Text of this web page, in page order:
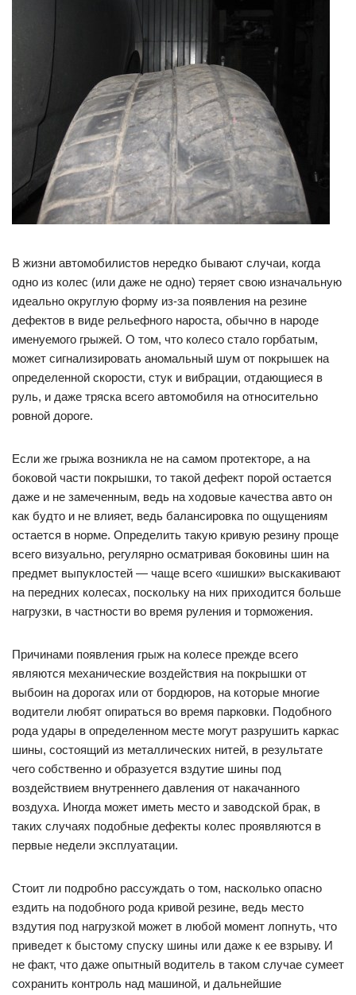
В жизни автомобилистов нередко бывают случаи, когда
одно из колес (или даже не одно) теряет свою изначальную
идеально округлую форму из-за появления на резине
дефектов в виде рельефного нароста, обычно в народе
именуемого грыжей. О том, что колесо стало горбатым,
может сигнализировать аномальный шум от покрышек на
определенной скорости, стук и вибрации, отдающиеся в
руль, и даже тряска всего автомобиля на относительно
ровной дороге.
Если же грыжа возникла не на самом протекторе, а на
боковой части покрышки, то такой дефект порой остается
даже и не замеченным, ведь на ходовые качества авто он
как будто и не влияет, ведь балансировка по ощущениям
остается в норме. Определить такую кривую резину проще
всего визуально, регулярно осматривая боковины шин на
предмет выпуклостей — чаще всего «шишки» выскакивают
на передних колесах, поскольку на них приходится больше
нагрузки, в частности во время руления и торможения.
Причинами появления грыж на колесе прежде всего
являются механические воздействия на покрышки от
выбоин на дорогах или от бордюров, на которые многие
водители любят опираться во время парковки. Подобного
рода удары в определенном месте могут разрушить каркас
шины, состоящий из металлических нитей, в результате
чего собственно и образуется вздутие шины под
воздействием внутреннего давления от накачанного
воздуха. Иногда может иметь место и заводской брак, в
таких случаях подобные дефекты колес проявляются в
первые недели эксплуатации.
Стоит ли подробно рассуждать о том, насколько опасно
ездить на подобного рода кривой резине, ведь место
вздутия под нагрузкой может в любой момент лопнуть, что
приведет к быстому спуску шины или даже к ее взрыву. И
не факт, что даже опытный водитель в таком случае сумеет
сохранить контроль над машиной, и дальнейшие